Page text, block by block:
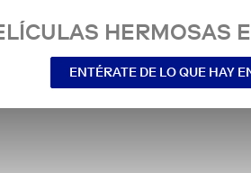
HERMOSAS
ENTÉRATE DE LO QUE HAY